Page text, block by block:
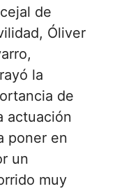
de
Óliver
la
de
actuación
poner en
un
muy